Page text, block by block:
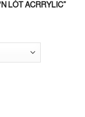
LÓT ACRRYLIC”